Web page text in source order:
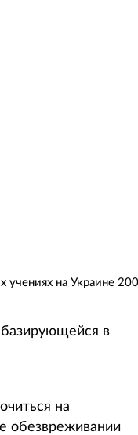
учениях на Украине 200
в
на
обезвреживании